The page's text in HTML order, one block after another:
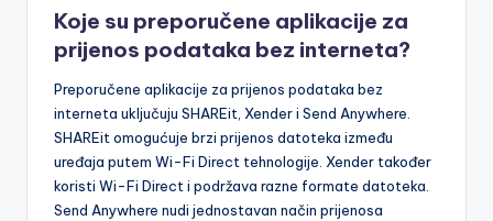
Koje su preporučene aplikacije za
prijenos podataka bez interneta?
Preporučene aplikacije za prijenos podataka bez
interneta uključuju SHAREit, Xender i Send Anywhere.
SHAREit omogućuje brzi prijenos datoteka između
uređaja putem Wi-Fi Direct tehnologije. Xender također
koristi Wi-Fi Direct i podržava razne formate datoteka.
Send Anywhere nudi jednostavan način prijenosa